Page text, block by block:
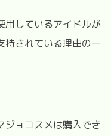
用しているアイドルが
持されている理由の一
ジョコスメは購入でき